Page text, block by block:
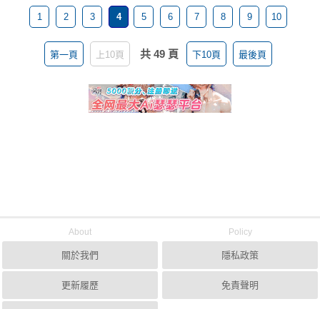
1 2 3 4 5 6 7 8 9 10
第一頁 上10頁 共 49 頁 下10頁 最後頁
About
關於我們
更新履歷
Policy
隱私政策
免責聲明